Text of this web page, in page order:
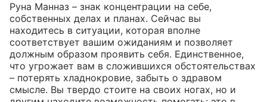
Руна Манназ – знак концентрации на себе,
собственных делах и планах. Сейчас вы
находитесь в ситуации, которая вполне
соответствует вашим ожиданиям и позволяет
должным образом проявить себя. Единственное,
что угрожает вам в сложившихся обстоятельствах
– потерять хладнокровие, забыть о здравом
смысле. Вы твердо стоите на своих ногах, но и